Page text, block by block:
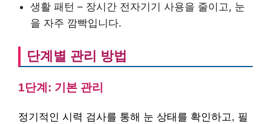
생활 패턴 – 장시간 전자기기 사용을 줄이고, 눈
을 자주 깜빡입니다.
단계별 관리 방법
1단계: 기본 관리
정기적인 시력 검사를 통해 눈 상태를 확인하고, 필